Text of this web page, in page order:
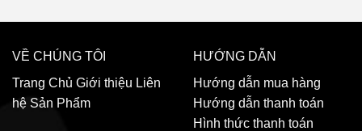
VỀ CHÚNG TÔI
Trang Chủ Giới thiệu Liên
hệ Sản Phẩm
HƯỚNG DẪN
Hướng dẫn mua hàng
Hướng dẫn thanh toán
Hình thức thanh toán